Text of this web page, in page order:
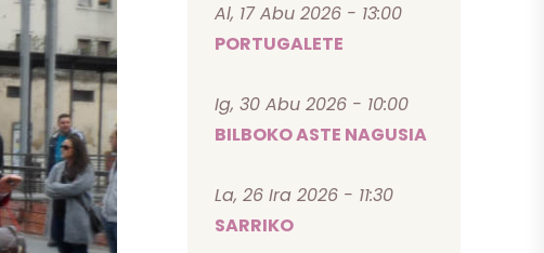
Al, 17 Abu 2026 - 13:00
PORTUGALETE
Ig, 30 Abu 2026 - 10:00
BILBOKO ASTE NAGUSIA
La, 26 Ira 2026 - 11:30
SARRIKO